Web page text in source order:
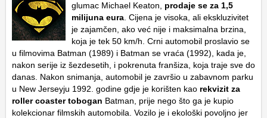
glumac Michael Keaton, prodaje se za 1,5
milijuna eura . Cijena je visoka, ali ekskluzivitet
je zajamčen, ako već nije i maksimalna brzina,
koja je tek 50 km/h. Crni automobil proslavio se
u filmovima Batman (1989) i Batman se vraća (1992), kada je,
nakon serije iz šezdesetih, i pokrenuta franšiza, koja traje sve do
danas. Nakon snimanja, automobil je završio u zabavnom parku
u New Jerseyju 1992. godine gdje je korišten kao rekvizit za
roller coaster tobogan Batman, prije nego što ga je kupio
kolekcionar filmskih automobila. Vozilo je i ekološki povoljno jer